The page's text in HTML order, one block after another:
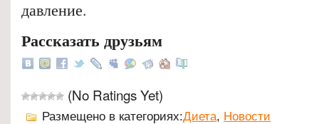
давление.
Рассказать друзьям
(No Ratings Yet)
Размещено в категориях:Диета, Новости